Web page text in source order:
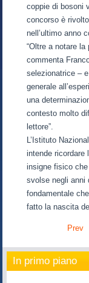
coppie di bosoni
concorso è
nell’ultimo anno
“Oltre a notare
commenta
selezionatrice –
generale
una
contesto molto
lettore”.
L’Istituto
intende ricordare
insigne fisico
svolse negli anni
fondamentale
fatto la nascita
Prev
In primo piano